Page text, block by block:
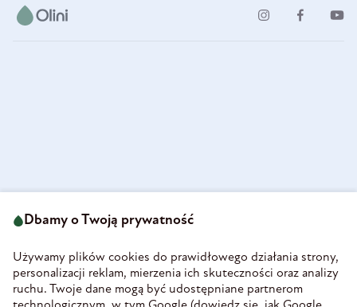
58-160 Świebodzice
REGON 890213034
INFORMACJE
Dbamy o Twoją prywatność
Używamy plików cookies do prawidłowego działania strony,
personalizacji reklam, mierzenia ich skuteczności oraz analizy
ruchu. Twoje dane mogą być udostępniane partnerom